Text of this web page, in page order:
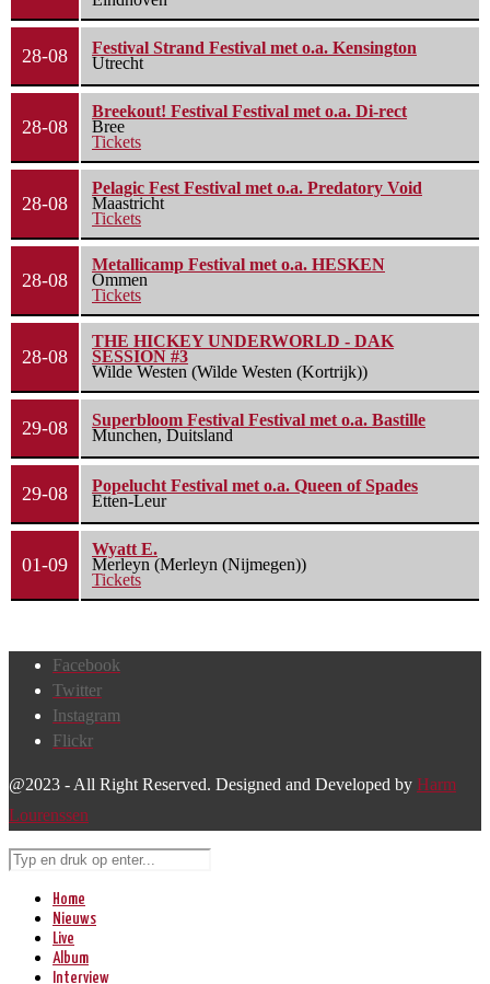
28-08
Festival Strand Festival met o.a. Kensington
Utrecht
28-08
Breekout! Festival Festival met o.a. Di-rect
Bree
Tickets
28-08
Pelagic Fest Festival met o.a. Predatory Void
Maastricht
Tickets
28-08
Metallicamp Festival met o.a. HESKEN
Ommen
Tickets
28-08
THE HICKEY UNDERWORLD - DAK
SESSION #3
Wilde Westen (Wilde Westen (Kortrijk))
29-08
Superbloom Festival Festival met o.a. Bastille
Munchen, Duitsland
29-08
Popelucht Festival met o.a. Queen of Spades
Etten-Leur
01-09
Wyatt E.
Merleyn (Merleyn (Nijmegen))
Tickets
Facebook
Twitter
Instagram
Flickr
@2023 - All Right Reserved. Designed and Developed by Harm
Lourenssen
Home
Nieuws
Live
Album
Interview